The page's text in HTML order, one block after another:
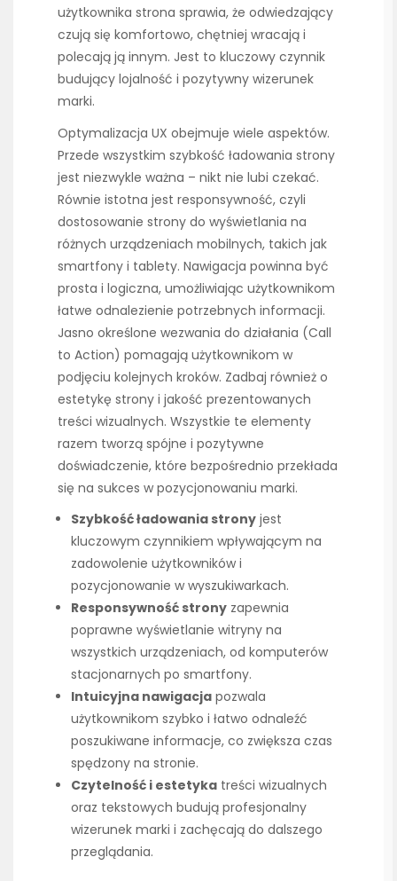
użytkownika strona sprawia, że odwiedzający
czują się komfortowo, chętniej wracają i
polecają ją innym. Jest to kluczowy czynnik
budujący lojalność i pozytywny wizerunek
marki.
Optymalizacja UX obejmuje wiele aspektów.
Przede wszystkim szybkość ładowania strony
jest niezwykle ważna – nikt nie lubi czekać.
Równie istotna jest responsywność, czyli
dostosowanie strony do wyświetlania na
różnych urządzeniach mobilnych, takich jak
smartfony i tablety. Nawigacja powinna być
prosta i logiczna, umożliwiając użytkownikom
łatwe odnalezienie potrzebnych informacji.
Jasno określone wezwania do działania (Call
to Action) pomagają użytkownikom w
podjęciu kolejnych kroków. Zadbaj również o
estetykę strony i jakość prezentowanych
treści wizualnych. Wszystkie te elementy
razem tworzą spójne i pozytywne
doświadczenie, które bezpośrednio przekłada
się na sukces w pozycjonowaniu marki.
Szybkość ładowania strony jest
kluczowym czynnikiem wpływającym na
zadowolenie użytkowników i
pozycjonowanie w wyszukiwarkach.
Responsywność strony zapewnia
poprawne wyświetlanie witryny na
wszystkich urządzeniach, od komputerów
stacjonarnych po smartfony.
Intuicyjna nawigacja pozwala
użytkownikom szybko i łatwo odnaleźć
poszukiwane informacje, co zwiększa czas
spędzony na stronie.
Czytelność i estetyka treści wizualnych
oraz tekstowych budują profesjonalny
wizerunek marki i zachęcają do dalszego
przeglądania.